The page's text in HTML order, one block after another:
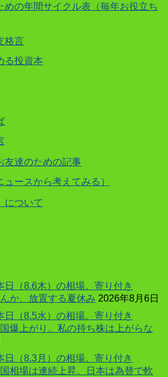
めの年間サイクル表（毎年お役立ち
格言
る投資本
友達のための記事
ースから考えてみる）
について
（8.6木）の相場。寄り付き
か、放置する夏休み 2026年8月6日
（8.5水）の相場。寄り付き
爆上がり。私の持ち株は上がらな
（8.3月）の相場。寄り付き
相場は連続上昇。日本は為替で軟